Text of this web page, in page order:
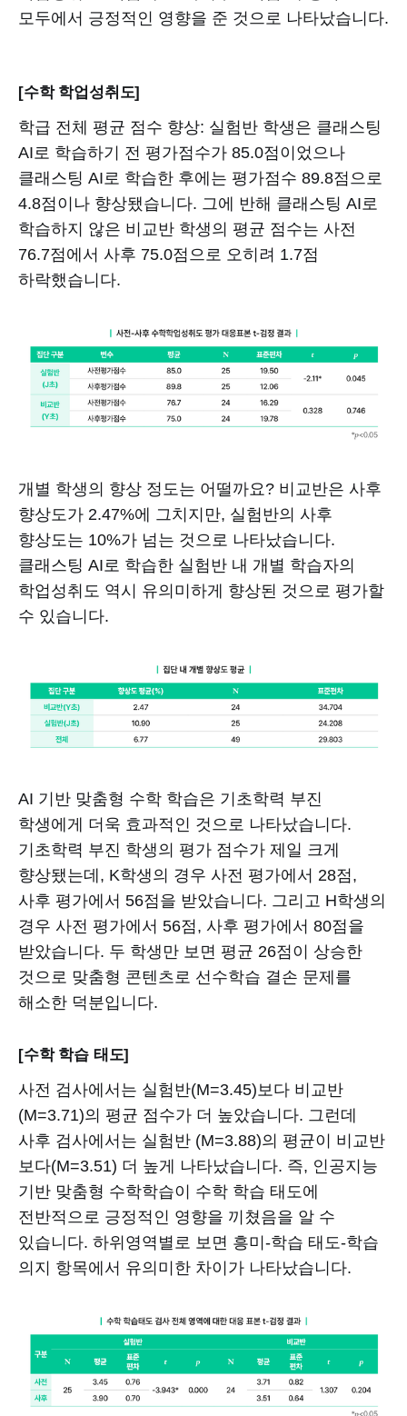
모두에서 긍정적인 영향을 준 것으로 나타났습니다.
[수학 학업성취도]
학급 전체 평균 점수 향상: 실험반 학생은 클래스팅
AI로 학습하기 전 평가점수가 85.0점이었으나
클래스팅 AI로 학습한 후에는 평가점수 89.8점으로
4.8점이나 향상됐습니다. 그에 반해 클래스팅 AI로
학습하지 않은 비교반 학생의 평균 점수는 사전
76.7점에서 사후 75.0점으로 오히려 1.7점
하락했습니다.
개별 학생의 향상 정도는 어떨까요? 비교반은 사후
향상도가 2.47%에 그치지만, 실험반의 사후
향상도는 10%가 넘는 것으로 나타났습니다.
클래스팅 AI로 학습한 실험반 내 개별 학습자의
학업성취도 역시 유의미하게 향상된 것으로 평가할
수 있습니다.
AI 기반 맞춤형 수학 학습은 기초학력 부진
학생에게 더욱 효과적인 것으로 나타났습니다.
기초학력 부진 학생의 평가 점수가 제일 크게
향상됐는데, K학생의 경우 사전 평가에서 28점,
사후 평가에서 56점을 받았습니다. 그리고 H학생의
경우 사전 평가에서 56점, 사후 평가에서 80점을
받았습니다. 두 학생만 보면 평균 26점이 상승한
것으로 맞춤형 콘텐츠로 선수학습 결손 문제를
해소한 덕분입니다.
[수학 학습 태도]
사전 검사에서는 실험반(M=3.45)보다 비교반
(M=3.71)의 평균 점수가 더 높았습니다. 그런데
사후 검사에서는 실험반 (M=3.88)의 평균이 비교반
보다(M=3.51) 더 높게 나타났습니다. 즉, 인공지능
기반 맞춤형 수학학습이 수학 학습 태도에
전반적으로 긍정적인 영향을 끼쳤음을 알 수
있습니다. 하위영역별로 보면 흥미-학습 태도-학습
의지 항목에서 유의미한 차이가 나타났습니다.